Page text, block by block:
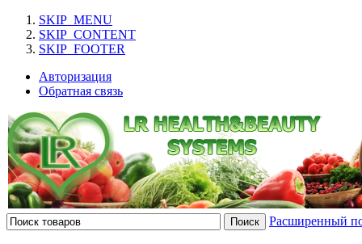
SKIP_MENU
SKIP_CONTENT
SKIP_FOOTER
Авторизация
Обратная связь
Расширенный